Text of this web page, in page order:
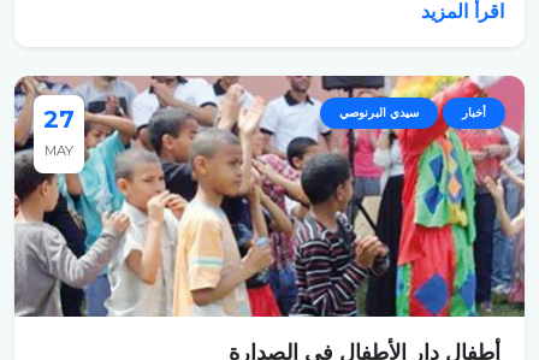
اقرأ المزيد
27
MAY
أخبار سيدي البرنوصي
أطفال دار الأطفال في الصدارة